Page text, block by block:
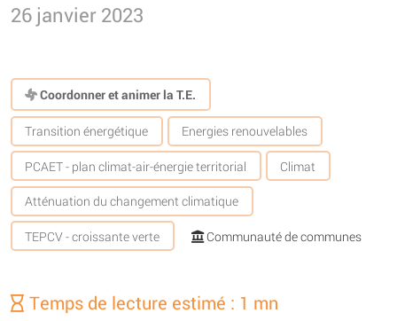
26 janvier 2023
Coordonner et animer la T.E.
Transition énergétique Energies renouvelables
PCAET - plan climat-air-énergie territorial Climat
Atténuation du changement climatique
TEPCV - croissante verte Communauté de communes
Temps de lecture estimé : 1 mn